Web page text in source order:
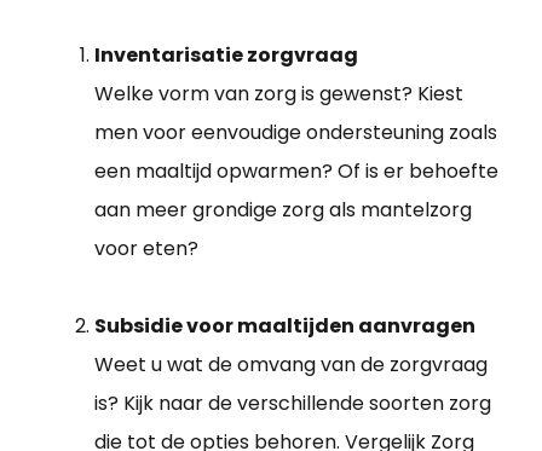
Inventarisatie zorgvraag
Welke vorm van zorg is gewenst? Kiest
men voor eenvoudige ondersteuning zoals
een maaltijd opwarmen? Of is er behoefte
aan meer grondige zorg als mantelzorg
voor eten?
Subsidie voor maaltijden aanvragen
Weet u wat de omvang van de zorgvraag
is? Kijk naar de verschillende soorten zorg
die tot de opties behoren. Vergelijk Zorg